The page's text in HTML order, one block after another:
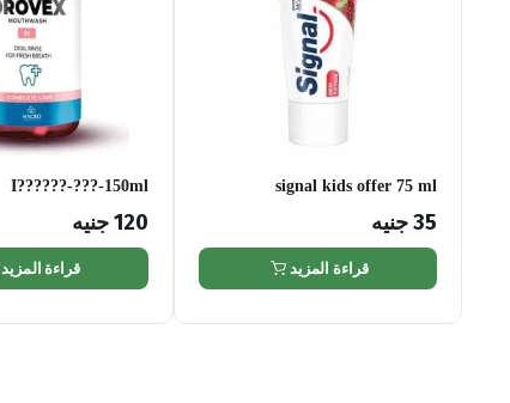
signal kids offer 75 ml
35جنيه
قراءة المزيد
I??????-???-150ml
120جنيه
قراءة المزيد